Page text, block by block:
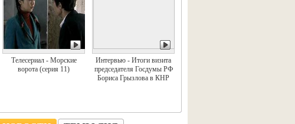
Телесериал - Морские
ворота (серия 11)
Интервью - Итоги визита
председателя Госдумы РФ
Бориса Грызлова в КНР